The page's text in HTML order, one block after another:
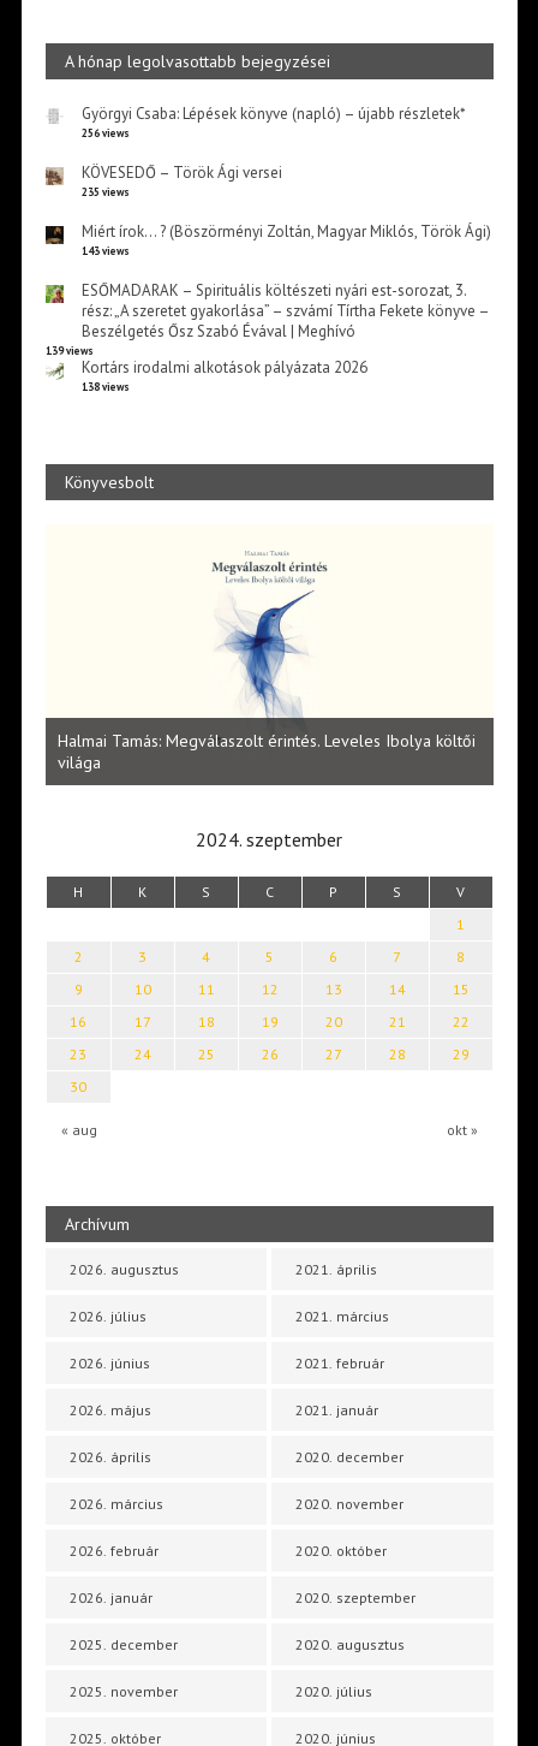
A hónap legolvasottabb bejegyzései
Györgyi Csaba: Lépések könyve (napló) – újabb részletek*
256 views
KÖVESEDŐ – Török Ági versei
235 views
Miért írok… ? (Böszörményi Zoltán, Magyar Miklós, Török Ági)
143 views
ESŐMADARAK – Spirituális költészeti nyári est-sorozat, 3.
rész: „A szeretet gyakorlása” – szvámí Tírtha Fekete könyve –
Beszélgetés Ősz Szabó Évával | Meghívó
139 views
Kortárs irodalmi alkotások pályázata 2026
138 views
Könyvesbolt
Halmai Tamás: Megválaszolt érintés. Leveles Ibolya költői
világa
2024. szeptember
H K S C P S V
« aug okt »
1
2
3 4 5 6 7
8
9
10 11 12 13 14
15
16
17 18 19 20 21
22
23
24 25 26 27 28
29
30
Archívum
2026. augusztus
2026. július
2026. június
2026. május
2026. április
2026. március
2026. február
2026. január
2025. december
2025. november
2025. október
2021. április
2021. március
2021. február
2021. január
2020. december
2020. november
2020. október
2020. szeptember
2020. augusztus
2020. július
2020. június